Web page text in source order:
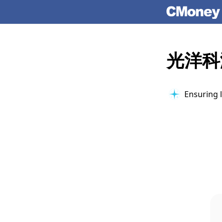
光洋
Verifying